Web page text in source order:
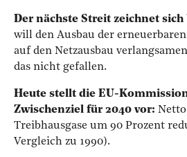
Der nächste Streit zeichnet sich
will den Ausbau der
auf den Netzausbau
das nicht gefallen.
Heute stellt die EU-
Zwischenziel für 2040 vor:
Treibhausgase um 90 Prozent
Vergleich zu 1990).